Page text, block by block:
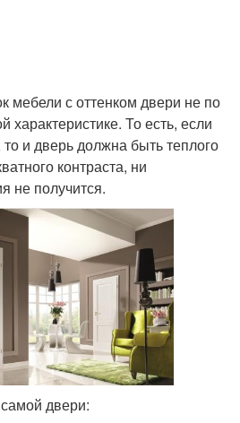
мебели с оттенком двери не по
характеристике. То есть, если
то и дверь должна быть теплого
контраста, ни
не получится.
двери: